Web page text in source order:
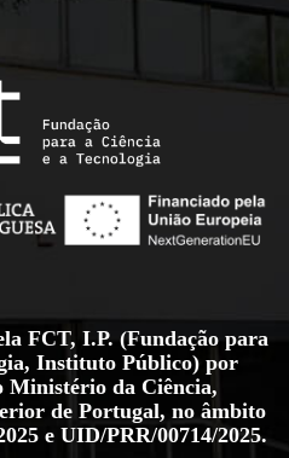
FCT, I.P. (Fundação para
Instituto Público) por
Ministério da Ciência,
de Portugal, no âmbito
e UID/PRR/00714/2025.